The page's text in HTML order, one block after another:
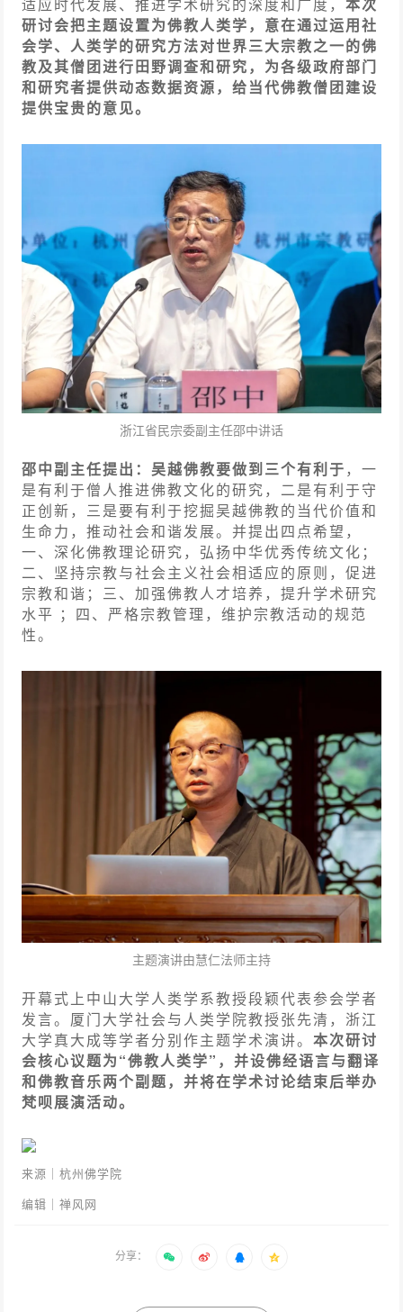
研讨会把主题设置为佛教人类学，意在通过运用社
会学、人类学的研究方法对世界三大宗教之一的佛
教及其僧团进行田野调查和研究，为各级政府部门
和研究者提供动态数据资源，给当代佛教僧团建设
提供宝贵的意见。
浙江省民宗委副主任邵中讲话
邵中副主任提出：吴越佛教要做到三个有利于 ，一
是有利于僧人推进佛教文化的研究，二是有利于守
正创新，三是要有利于挖掘吴越佛教的当代价值和
生命力，推动社会和谐发展。并提出四点希望，
一、深化佛教理论研究，弘扬中华优秀传统文化；
二、坚持宗教与社会主义社会相适应的原则，促进
宗教和谐；三、加强佛教人才培养，提升学术研究
水平 ；四、严格宗教管理，维护宗教活动的规范
性。
主题演讲由慧仁法师主持
开幕式上中山大学人类学系教授段颖代表参会学者
发言。厦门大学社会与人类学院教授张先清，浙江
大学真大成等学者分别作主题学术演讲。本次研讨
会核心议题为“佛教人类学”，并设佛经语言与翻译
和佛教音乐两个副题，并将在学术讨论结束后举办
梵呗展演活动。
来源｜杭州佛学院
编辑｜禅风网
分享：